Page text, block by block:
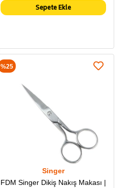
Sepete Ekle
Singer
FDM Singer Dikiş Nakış Makası |
%25